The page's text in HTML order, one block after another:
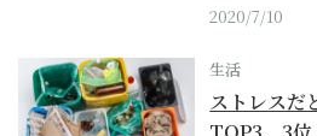
2020/7/10
生活
ストレスだ